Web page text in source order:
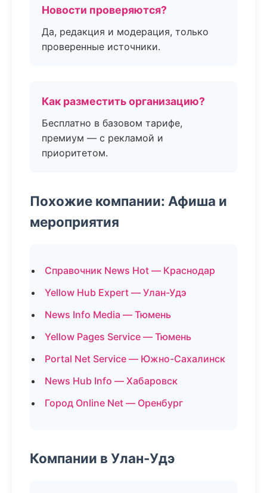
Новости проверяются?
Да, редакция и модерация, только
проверенные источники.
Как разместить организацию?
Бесплатно в базовом тарифе,
премиум — с рекламой и
приоритетом.
Похожие компании: Афиша и
мероприятия
Справочник News Hot — Краснодар
Yellow Hub Expert — Улан-Удэ
News Info Media — Тюмень
Yellow Pages Service — Тюмень
Portal Net Service — Южно-Сахалинск
News Hub Info — Хабаровск
Город Online Net — Оренбург
Компании в Улан-Удэ